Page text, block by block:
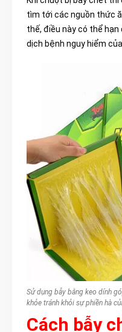
tìm tới các nguồn thức
thế, điều này có thể
dịch bệnh nguy hiểm
Sử dụng bẫy bằng keo dính
khỏe tránh khỏi sự phiền hà
Cách bẫy